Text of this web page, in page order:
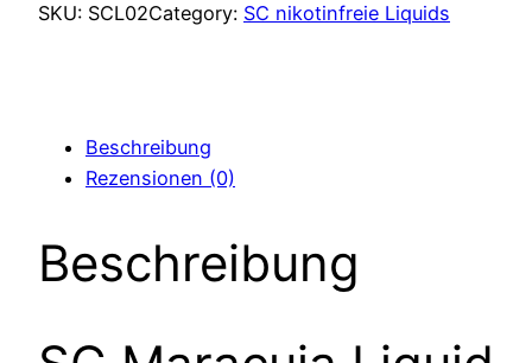
Liquid
SKU: SCL02Category: SC nikotinfreie Liquids
Beschreibung
Rezensionen (0)
Beschreibung